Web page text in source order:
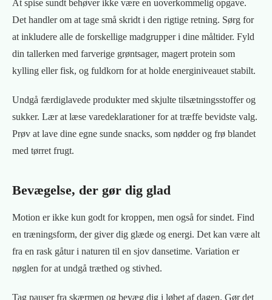
At spise sundt behøver ikke være en uoverkommelig opgave.
Det handler om at tage små skridt i den rigtige retning. Sørg for
at inkludere alle de forskellige madgrupper i dine måltider. Fyld
din tallerken med farverige grøntsager, magert protein som
kylling eller fisk, og fuldkorn for at holde energiniveauet stabilt.
Undgå færdiglavede produkter med skjulte tilsætningsstoffer og
sukker. Lær at læse varedeklarationer for at træffe bevidste valg.
Prøv at lave dine egne sunde snacks, som nødder og frø blandet
med tørret frugt.
Bevægelse, der gør dig glad
Motion er ikke kun godt for kroppen, men også for sindet. Find
en træningsform, der giver dig glæde og energi. Det kan være alt
fra en rask gåtur i naturen til en sjov dansetime. Variation er
nøglen for at undgå træthed og stivhed.
Tag pauser fra skærmen og bevæg dig i løbet af dagen. Gør det